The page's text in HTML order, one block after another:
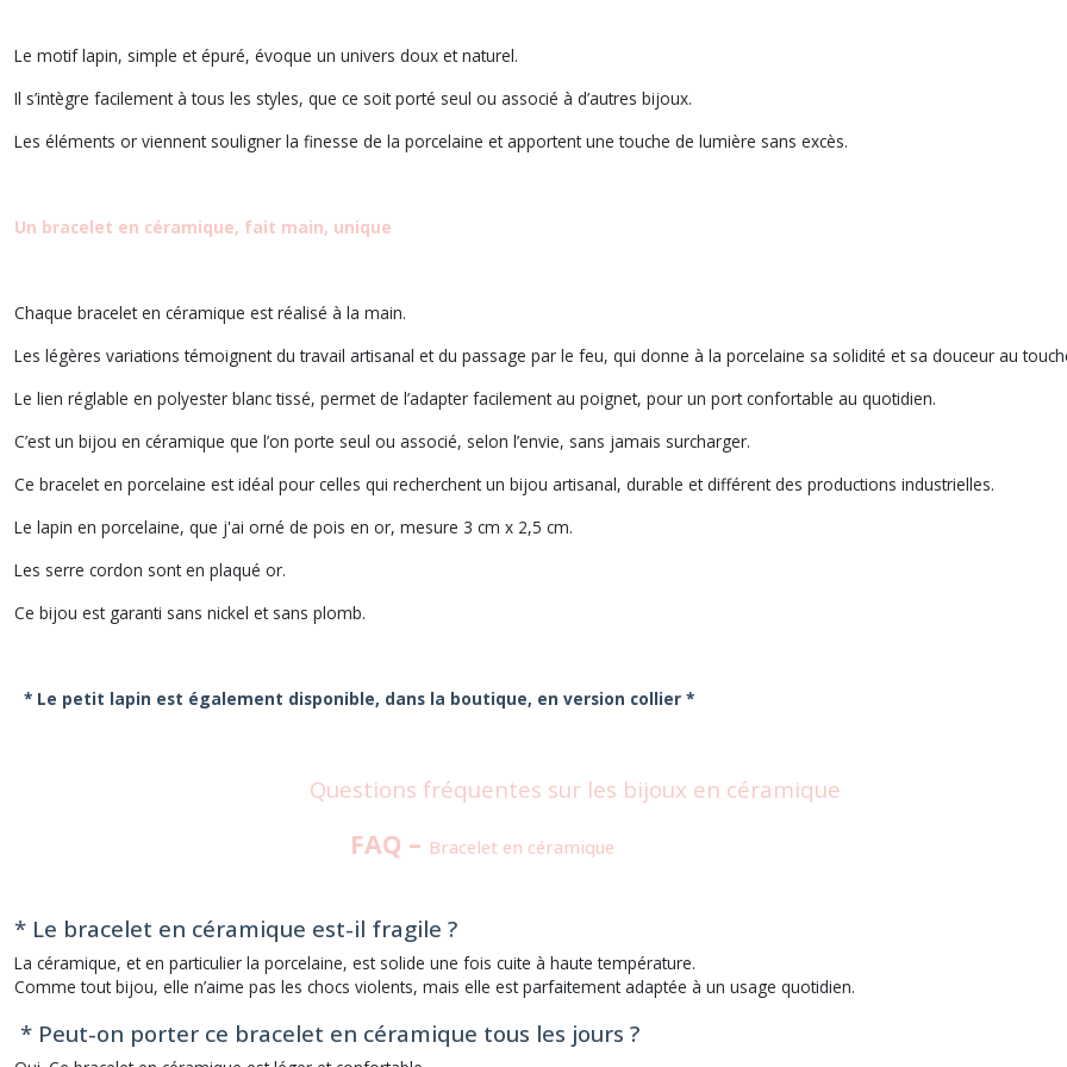
Le motif lapin, simple et épuré, évoque un univers doux et naturel.
Il s’intègre facilement à tous les styles, que ce soit porté seul ou associé à d’autres bijoux.
Les éléments or viennent souligner la finesse de la porcelaine et apportent une touche de lumière sans excès.
Un bracelet en céramique, fait main, unique
Chaque bracelet en céramique est réalisé à la main.
Les légères variations témoignent du travail artisanal et du passage par le feu, qui donne à la porcelaine sa solidité et sa douceur au
Le lien réglable en polyester blanc tissé, permet de l’adapter facilement au poignet, pour un port confortable au quotidien.
C’est un bijou en céramique que l’on porte seul ou associé, selon l’envie, sans jamais surcharger.
Ce bracelet en porcelaine est idéal pour celles qui recherchent un bijou artisanal, durable et différent des productions industrielles.
Le lapin en porcelaine, que j'ai orné de pois en or, mesure 3 cm x 2,5 cm.
Les serre cordon sont en plaqué or.
Ce bijou est garanti sans nickel et sans plomb.
* Le petit lapin est également disponible, dans la boutique, en version collier *
Questions fréquentes sur les bijoux en céramique
FAQ – Bracelet en céramique
* Le bracelet en céramique est-il fragile ?
La céramique, et en particulier la porcelaine, est solide une fois cuite à haute température.
Comme tout bijou, elle n’aime pas les chocs violents, mais elle est parfaitement adaptée à un usage quotidien.
* Peut-on porter ce bracelet en céramique tous les jours ?